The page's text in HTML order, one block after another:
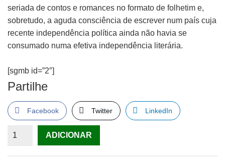
seriada de contos e romances no formato de folhetim e,
sobretudo, a aguda consciência de escrever num país cuja
recente independência política ainda não havia se
consumado numa efetiva independência literária.
[sgmb id=”2″]
Partilhe
Facebook Twitter LinkedIn
QuantidadeADICIONAR